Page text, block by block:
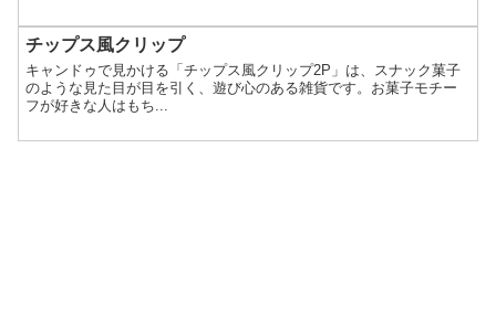
チップス風クリップ
キャンドゥで見かける「チップス風クリップ2P」は、スナック菓子
のような見た目が目を引く、遊び心のある雑貨です。お菓子モチー
フが好きな人はもち...